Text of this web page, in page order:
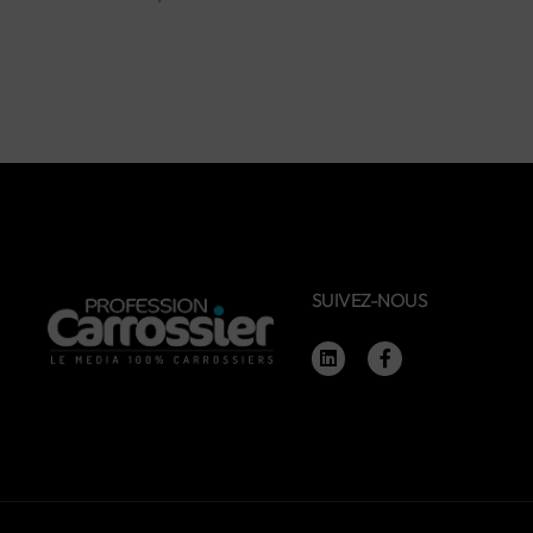
SUIVEZ-NOUS